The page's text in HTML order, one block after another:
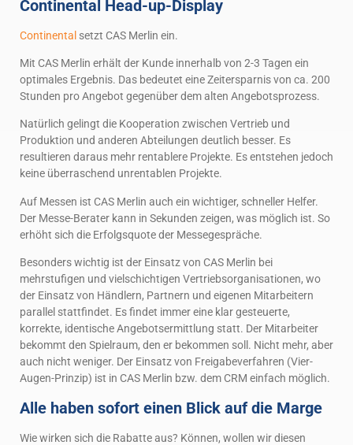
Continental Head-up-Display
Continental setzt CAS Merlin ein.
Mit CAS Merlin erhält der Kunde innerhalb von 2-3 Tagen ein
optimales Ergebnis. Das bedeutet eine Zeitersparnis von ca. 200
Stunden pro Angebot gegenüber dem alten Angebotsprozess.
Natürlich gelingt die Kooperation zwischen Vertrieb und
Produktion und anderen Abteilungen deutlich besser. Es
resultieren daraus mehr rentablere Projekte. Es entstehen jedoch
keine überraschend unrentablen Projekte.
Auf Messen ist CAS Merlin auch ein wichtiger, schneller Helfer.
Der Messe-Berater kann in Sekunden zeigen, was möglich ist. So
erhöht sich die Erfolgsquote der Messegespräche.
Besonders wichtig ist der Einsatz von CAS Merlin bei
mehrstufigen und vielschichtigen Vertriebsorganisationen, wo
der Einsatz von Händlern, Partnern und eigenen Mitarbeitern
parallel stattfindet. Es findet immer eine klar gesteuerte,
korrekte, identische Angebotsermittlung statt. Der Mitarbeiter
bekommt den Spielraum, den er bekommen soll. Nicht mehr, aber
auch nicht weniger. Der Einsatz von Freigabeverfahren (Vier-
Augen-Prinzip) ist in CAS Merlin bzw. dem CRM einfach möglich.
Alle haben sofort einen Blick auf die Marge
Wie wirken sich die Rabatte aus? Können, wollen wir diesen